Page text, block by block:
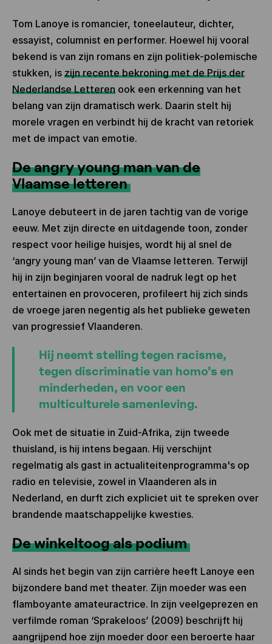
Tom Lanoye is romancier, toneelauteur, dichter,
essayist, columnist en performer. Hoewel hij vooral
bekend is van zijn romans en zijn politiek-polemische
stukken, is zijn recente bekroning met de Prijs der
Nederlandse Letteren ook een erkenning van het
belang van zijn dramatisch werk. Daarin stelt hij
morele vragen en verbindt hij de kracht van retoriek
met de impact van emotie.
De angry young man van de
Vlaamse letteren
Lanoye debuteert in de jaren tachtig van de vorige
eeuw. Met zijn directe en uitdagende toon, zonder
respect voor heilige huisjes, wordt hij al snel de
‘angry young man’ van de Vlaamse letteren. Terwijl
hij in zijn beginjaren vooral de nadruk legt op het
entertainen en provoceren, profileert hij zich sinds
de vroege jaren negentig als het publieke geweten
van progressief Vlaanderen.
Hij neemt stelling tegen racisme,
tegen discriminatie van homo’s en
minderheden, en voor een
multiculturele samenleving.
Ook met de situatie in Zuid-Afrika, zijn tweede
thuisland, is hij intens begaan. Hij verschijnt
regelmatig als gast in actualiteitenprogramma's op
radio en televisie, zowel in Vlaanderen als in
Nederland, en durft zich expliciet uit te spreken over
brandende maatschappelijke kwesties.
De winkeltoog als podium
Al sinds het begin van zijn carrière heeft Lanoye een
bijzondere band met theater. Zijn moeder was een
flamboyante amateuractrice. In zijn veelgeprezen en
verfilmde roman ‘Sprakeloos’ (2009) beschrijft hij
aangrijpend hoe zijn moeder door een beroerte haar